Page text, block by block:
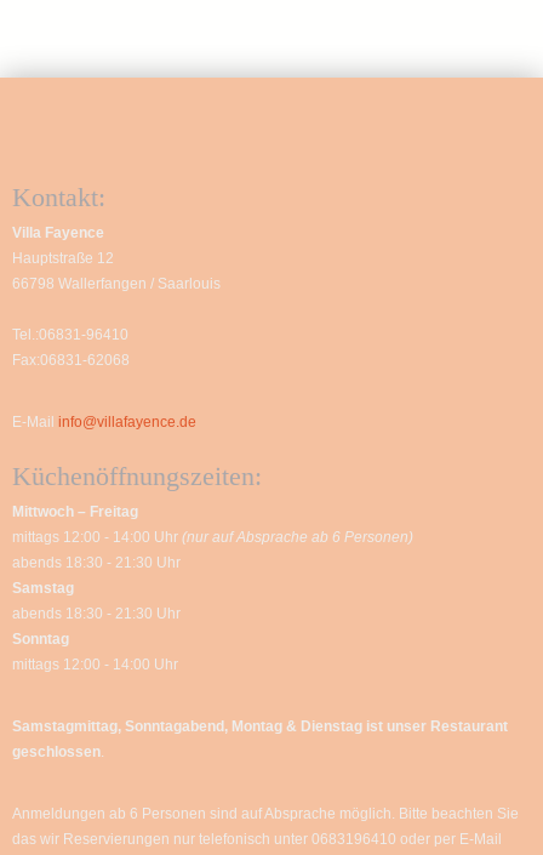
Kontakt:
Villa Fayence
Hauptstraße 12
66798 Wallerfangen / Saarlouis
Tel.:06831-96410
Fax:06831-62068
E-Mail info@villafayence.de
Küchenöffnungszeiten:
Mittwoch – Freitag
mittags 12:00 - 14:00 Uhr (nur auf Absprache ab 6 Personen)
abends 18:30 - 21:30 Uhr
Samstag
abends 18:30 - 21:30 Uhr
Sonntag
mittags 12:00 - 14:00 Uhr
Samstagmittag, Sonntagabend, Montag & Dienstag ist unser Restaurant
geschlossen.
Anmeldungen ab 6 Personen sind auf Absprache möglich. Bitte beachten Sie
das wir Reservierungen nur telefonisch unter 0683196410 oder per E-Mail